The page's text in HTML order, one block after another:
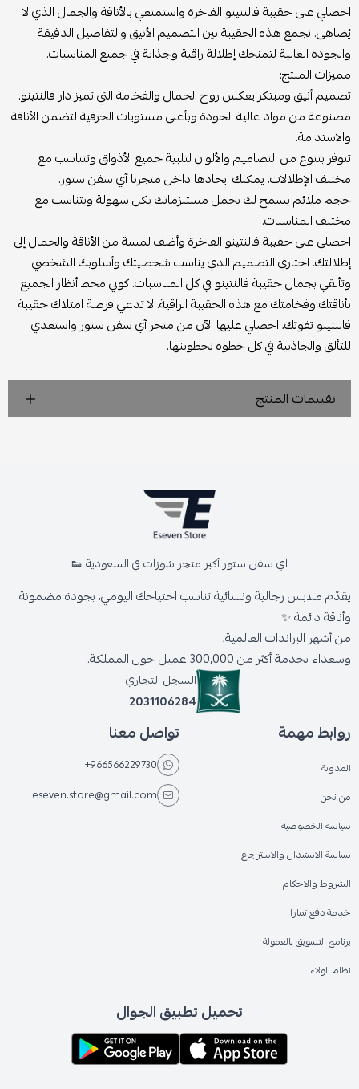
احصلي على حقيبة فالنتينو الفاخرة واستمتعي بالأناقة والجمال الذي لا
يُضاهى. تجمع هذه الحقيبة بين التصميم الأنيق والتفاصيل الدقيقة
والجودة العالية لتمنحك إطلالة راقية وجذابة في جميع المناسبات.
مميزات المنتج:
تصميم أنيق ومبتكر يعكس روح الجمال والفخامة التي تميز دار فالنتينو.
مصنوعة من مواد عالية الجودة وبأعلى مستويات الحرفية لتضمن الأناقة
والاستدامة.
تتوفر بتنوع من التصاميم والألوان لتلبية جميع الأذواق وتتناسب مع
مختلف الإطلالات، يمكنك ايجادها داخل متجرنا آي سفن ستور.
حجم ملائم يسمح لك بحمل مستلزماتك بكل سهولة ويتناسب مع
مختلف المناسبات.
احصلي على حقيبة فالنتينو الفاخرة وأضف لمسة من الأناقة والجمال إلى
إطلالتك. اختاري التصميم الذي يناسب شخصيتك وأسلوبك الشخصي
وتألقي بجمال حقيبة فالنتينو في كل المناسبات. كوني محط أنظار الجميع
بأناقتك وفخامتك مع هذه الحقيبة الراقية. لا تدعي فرصة امتلاك حقيبة
فالنتينو تفوتك، احصلي عليها الآن من متجر آي سفن ستور واستعدي
للتألق والجاذبية في كل خطوة تخطوينها.
تقييمات المنتج
اي سفن ستور أكبر متجر شوزات في السعودية 👟
يقدّم ملابس رجالية ونسائية تناسب احتياجك اليومي، بجودة مضمونة
وأناقة دائمة ✨
من أشهر البراندات العالمية،
وسعداء بخدمة أكثر من 300,000 عميل حول المملكة.
السجل التجاري
2031106284
روابط مهمة
المدونة
من نحن
سياسة الخصوصية
سياسة الاستبدال والاسترجاع
الشروط والاحكام
خدمة دفع تمارا
برنامج التسويق بالعمولة
نظام الولاء
تواصل معنا
+966566229730
eseven.store@gmail.com
تحميل تطبيق الجوال